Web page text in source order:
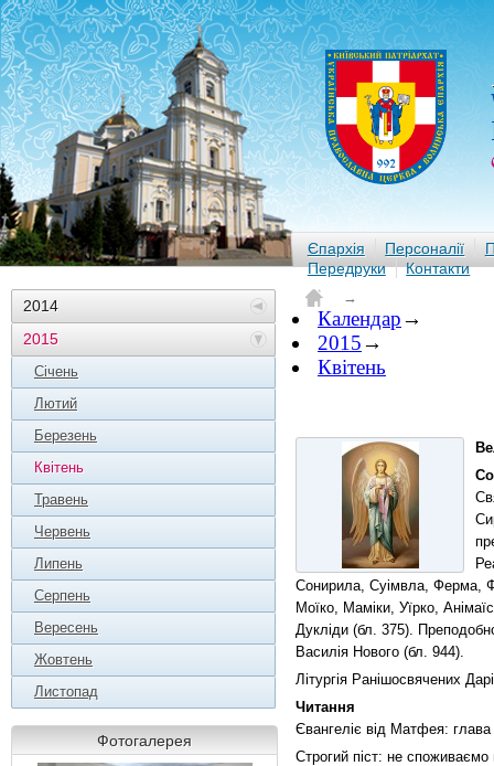
Єпархія Персоналії
Передруки
Контакти
2014
2015
Січень
Лютий
Березень
Квітень
Травень
Червень
Липень
Серпень
Вересень
Жовтень
Листопад
Фотогалерея
→
Календар→
2015→
Квітень
Сонирила, Суімвла, Ферма,
Моїко, Маміки, Уїрко,
Дукліди (бл. 375).
Василія Нового (бл. 944).
Літургія Ранішосвячених
Читання
Євангеліє від Матфея:
Строгий піст: не споживаємо